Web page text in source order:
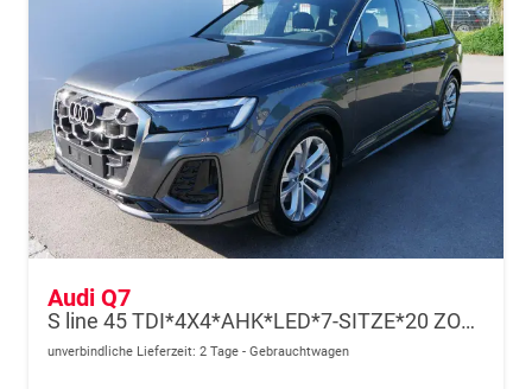
Audi Q7
S line 45 TDI*4X4*AHK*LED*7-SITZE*20 ZOLL*PANO*KAMERA*NAVI*LUFTFEDRUNG
unverbindliche Lieferzeit: 2 Tage Gebrauchtwagen